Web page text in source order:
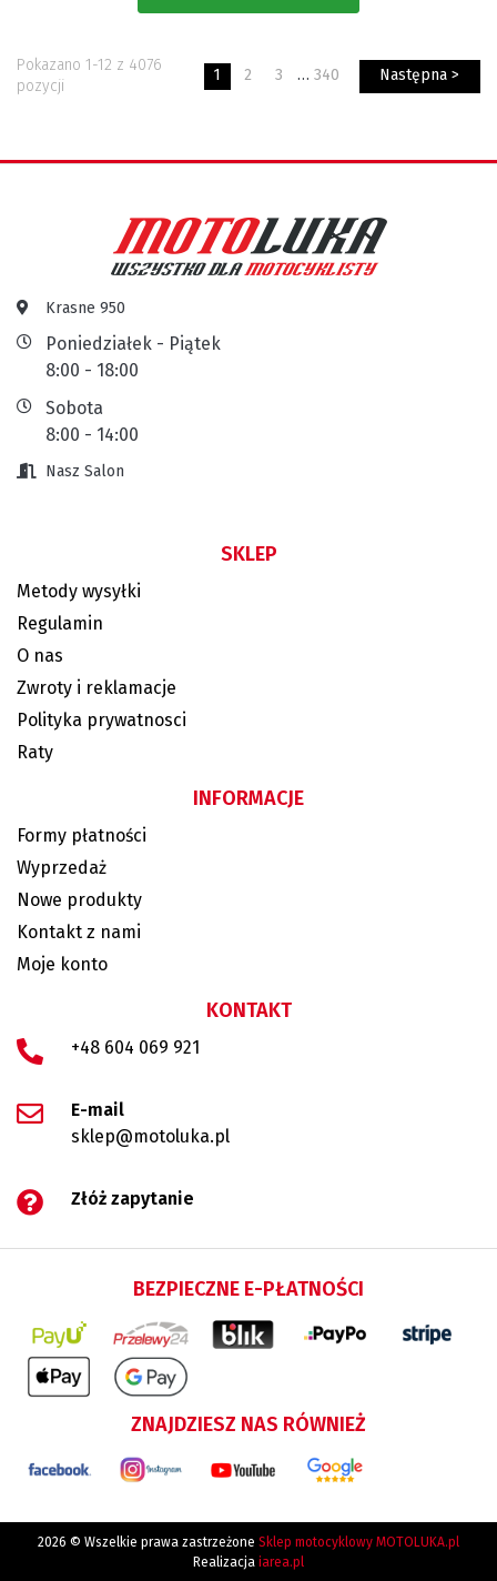
Pokazano 1-12 z 4076
pozycji
1 2 3 … 340 Następna >
Krasne 950
Poniedziałek - Piątek
8:00 - 18:00
Sobota
8:00 - 14:00
Nasz Salon
SKLEP
Metody wysyłki
Regulamin
O nas
Zwroty i reklamacje
Polityka prywatnosci
Raty
INFORMACJE
Formy płatności
Wyprzedaż
Nowe produkty
Kontakt z nami
Moje konto
KONTAKT
+48 604 069 921
E-mail
sklep@motoluka.pl
Złóż zapytanie
BEZPIECZNE E-PŁATNOŚCI
ZNAJDZIESZ NAS RÓWNIEŻ
2026 © Wszelkie prawa zastrzeżone Sklep motocyklowy MOTOLUKA.pl
Realizacja iarea.pl